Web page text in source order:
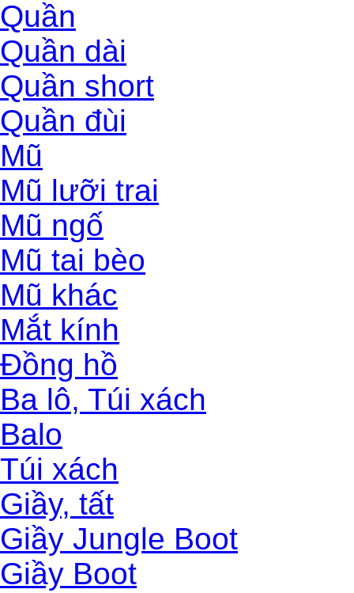
Quần
Quần dài
Quần short
Quần đùi
Mũ
Mũ lưỡi trai
Mũ ngố
Mũ tai bèo
Mũ khác
Mắt kính
Đồng hồ
Ba lô, Túi xách
Balo
Túi xách
Giầy, tất
Giầy Jungle Boot
Giầy Boot